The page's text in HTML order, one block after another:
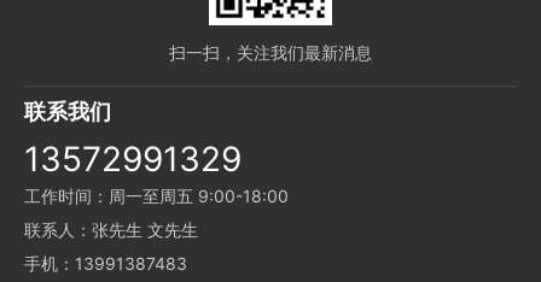
扫一扫，关注我们最新消息
联系我们
13572991329
工作时间：周一至周五 9:00-18:00
联系人：张先生 文先生
手机：13991387483